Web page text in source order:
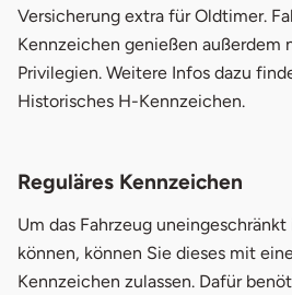
Versicherung extra für Oldtimer.
Kennzeichen genießen außerdem
Privilegien. Weitere Infos dazu
Historisches H-Kennzeichen.
Reguläres Kennzeichen
Um das Fahrzeug
können, können Sie dieses mit
Kennzeichen zulassen. Dafür